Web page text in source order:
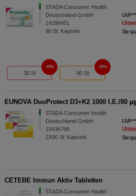
STADA Consumer Health
Deutschland GmbH
14186451
90 St Kapseln
UVP**
Sie
30 St
20%
90 St
32%
EUNOVA DuoProtect D3+K2 1000 I.E./80
STADA Consumer Health
Deutschland GmbH
15436766
2X90 St Kapseln
UVP**
Sie
CETEBE Immun Aktiv Tabletten
STADA Consumer Health